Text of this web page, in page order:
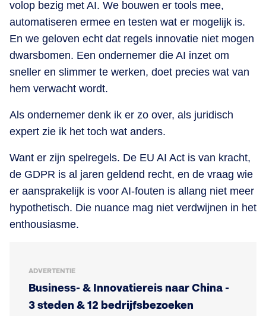
volop bezig met AI. We bouwen er tools mee,
automatiseren ermee en testen wat er mogelijk is.
En we geloven echt dat regels innovatie niet mogen
dwarsbomen. Een ondernemer die AI inzet om
sneller en slimmer te werken, doet precies wat van
hem verwacht wordt.
Als ondernemer denk ik er zo over, als juridisch
expert zie ik het toch wat anders.
Want er zijn spelregels. De EU AI Act is van kracht,
de GDPR is al jaren geldend recht, en de vraag wie
er aansprakelijk is voor AI-fouten is allang niet meer
hypothetisch. Die nuance mag niet verdwijnen in het
enthousiasme.
ADVERTENTIE
Business- & Innovatiereis naar China -
3 steden & 12 bedrijfsbezoeken